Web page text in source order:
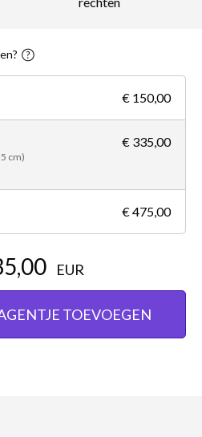
€ 150,00
cm)
€ 335,00
€ 475,00
EUR
TOEVOEGEN